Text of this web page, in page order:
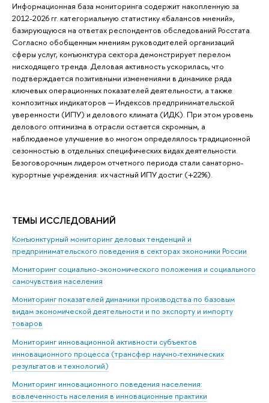
Информационная база мониторинга содержит накопленную за
2012-2026 гг. категориальную статистику «балансов мнений»,
базирующуюся на ответах респондентов обследований Росстата.
Согласно обобщенным мнениям руководителей организаций
сферы услуг, конъюнктура сектора демонстрирует перелом
нисходящего тренда. Деловая активность ускорилась, что
подтверждается позитивными изменениями в динамике ряда
ключевых операционных показателей деятельности, а также
композитных индикаторов ─ Индексов предпринимательской
уверенности (ИПУ) и делового климата (ИДК). При этом уровень
делового оптимизма в отрасли остается скромным, а
наблюдаемое улучшение во многом определялось традиционной
сезонностью в отдельных специфических видах деятельности.
Безоговорочным лидером отчетного периода стали санаторно-
курортные учреждения: их частный ИПУ достиг (+22%).
ТЕМЫ ИССЛЕДОВАНИЙ
Конъюнктурный мониторинг деловых тенденций и
предпринимательского поведения в секторах экономики России
Мониторинг социально-экономического положения и социального
самочувствия населения
Мониторинг показателей динамики производства по базовым
видам экономической деятельности и по экспорту и импорту
товаров
Мониторинг инновационной активности субъектов
инновационного процесса (трансфер научно-технических
результатов и технологий)
Мониторинг инновационного поведения населения:
вовлеченность населения в инновационные практики